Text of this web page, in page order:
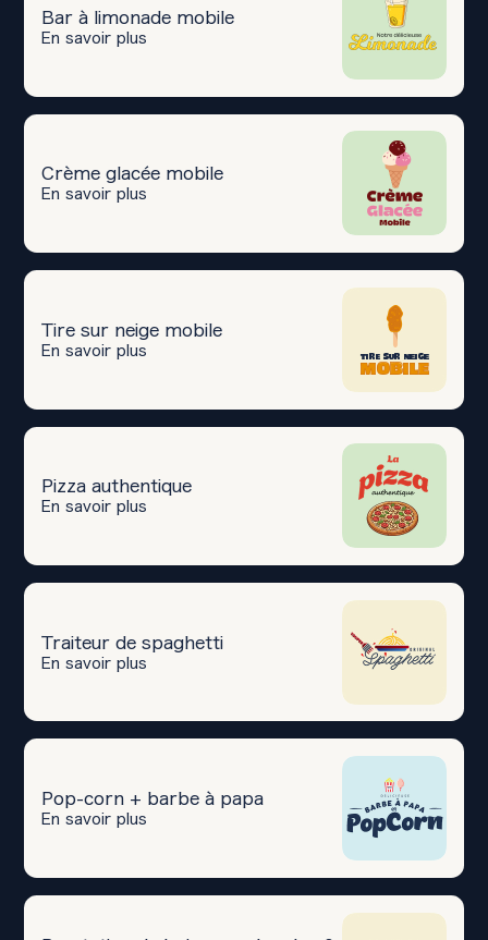
Bar à limonade mobile
En savoir plus
Crème glacée mobile
En savoir plus
Tire sur neige mobile
En savoir plus
Pizza authentique
En savoir plus
Traiteur de spaghetti
En savoir plus
Pop-corn + barbe à papa
En savoir plus